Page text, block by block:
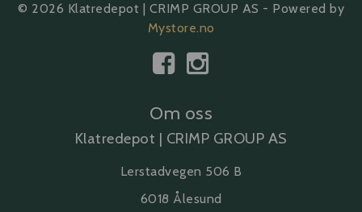
© 2026 Klatredepot | CRIMP GROUP AS - Powered by
Mystore.no
Om oss
Klatredepot | CRIMP GROUP AS
Lerstadvegen 506 B
6018 Ålesund